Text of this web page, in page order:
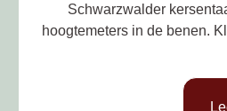
Schwarzwalder
hoogtemeters in de benen.